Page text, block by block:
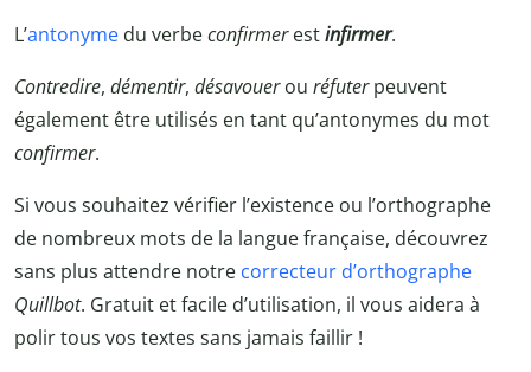
L’antonyme du verbeconfirmerestinfirmer.
Contredire, démentir, désavouerou réfuterpeuvent
également être utilisés en tant qu’antonymes du mot
confirmer.
Si vous souhaitez vérifier l’existence ou l’orthographe
de nombreux mots de la langue française, découvrez
sans plus attendre notre correcteur d’orthographe
Quillbot. Gratuit et facile d’utilisation, il vous aidera à
polir tous vos textes sans jamais faillir !